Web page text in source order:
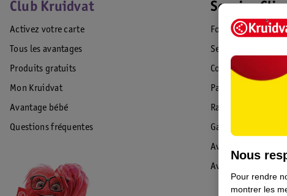
Club Kruidvat
Activez votre carte
Tous les avantages
Produits gratuits
Mon Kruidvat
Avantage bébé
Questions fréquentes
Service
Foire aux questions
Service Clientèle
Commande &
Paiement
Rappel & Retour
Garantie
Avis de sécurité
Avis
Nous
Pour rendre
montrer les